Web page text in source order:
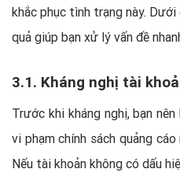
khắc phục tình trạng này.
quả giúp bạn xử lý vấn đề
3.1. Kháng nghị tài
Trước khi kháng nghị, bạn
vi phạm chính sách quảng
Nếu tài khoản không có dấu